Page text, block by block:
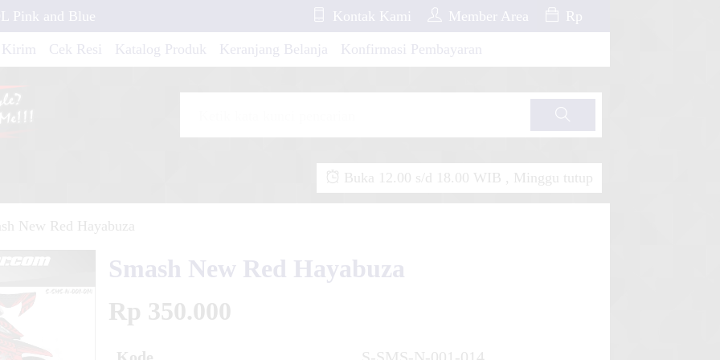
Pink and Blue
Pop Grafis Pink
Fino Blue Line
Kontak Kami Member Area Rp
Kirim Cek Resi Katalog Produk Keranjang Belanja Konfirmasi Pembayaran
Cari
Buka 12.00 s/d 18.00 WIB , Minggu tutup
New Red Hayabuza
Smash New Red Hayabuza
Rp 350.000